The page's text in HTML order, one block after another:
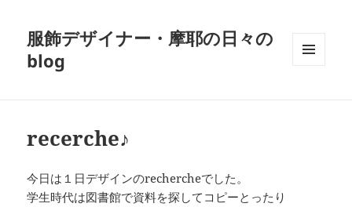
服飾デザイナー・摩耶の日々の
blog
recerche♪
今日は１日デザインのrechercheでした。
学生時代は図書館で資料を探してコピーとったり